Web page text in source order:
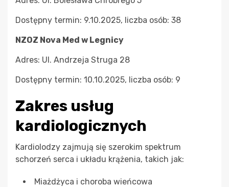
Dostępny termin: 9.10.2025, liczba osób: 38
NZOZ Nova Med w Legnicy
Adres: Ul. Andrzeja Struga 28
Dostępny termin: 10.10.2025, liczba osób: 9
Zakres usług
kardiologicznych
Kardiolodzy zajmują się szerokim spektrum
schorzeń serca i układu krążenia, takich jak:
Miażdżyca i choroba wieńcowa